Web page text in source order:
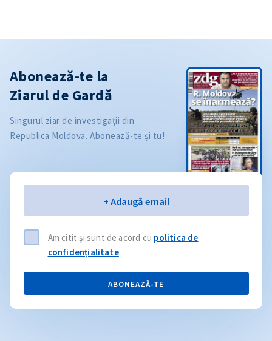
Abonează-te la
Ziarul de Gardă
Singurul ziar de investigații din
Republica Moldova. Abonează-te și tu!
+ Adaugă email
Am citit și sunt de acord cu politica de
confidențialitate.
ABONEAZĂ-TE